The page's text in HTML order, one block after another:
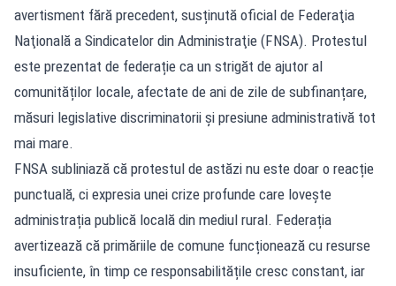
avertisment fără precedent, susținută oficial de Federaţia
Naţională a Sindicatelor din Administraţie (FNSA). Protestul
este prezentat de federație ca un strigăt de ajutor al
comunităților locale, afectate de ani de zile de subfinanțare,
măsuri legislative discriminatorii și presiune administrativă tot
mai mare.
FNSA subliniază că protestul de astăzi nu este doar o reacție
punctuală, ci expresia unei crize profunde care lovește
administrația publică locală din mediul rural. Federația
avertizează că primăriile de comune funcționează cu resurse
insuficiente, în timp ce responsabilitățile cresc constant, iar